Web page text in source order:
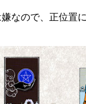
なので、正位置